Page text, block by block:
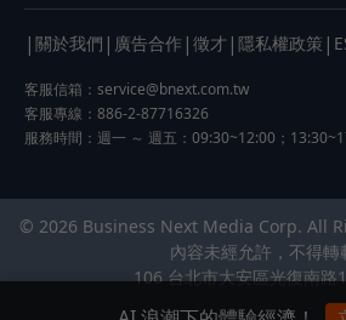
| 關於我們 | 廣告合作 | 徵才 | 隱私權政策 |
客服信箱： service@bnext.com.tw
客服專線：886-2-87716326
服務時間：週一 ～ 週五：09:30~12:00；
© 2026 Business Next Media Corp. All
內容未經允許，不得轉
106 台北市大安區光復南路